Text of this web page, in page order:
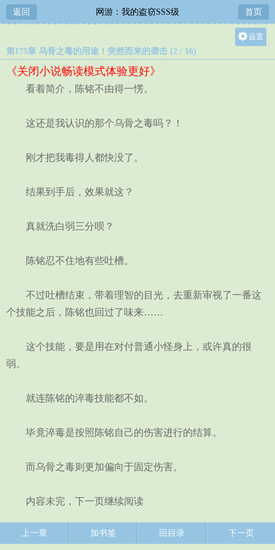
返回 网游：我的盗窃SSS级 首页
设置
第175章 乌骨之毒的用途！突然而来的袭击 (2 / 16)
《关闭小说畅读模式体验更好》
看着简介，陈铭不由得一愣。
这还是我认识的那个乌骨之毒吗？！
刚才把我毒得人都快没了。
结果到手后，效果就这？
真就洗白弱三分呗？
陈铭忍不住地有些吐槽。
不过吐槽结束，带着理智的目光，去重新审视了一番这
个技能之后，陈铭也回过了味来……
这个技能，要是用在对付普通小怪身上，或许真的很
弱。
就连陈铭的淬毒技能都不如。
毕竟淬毒是按照陈铭自己的伤害进行的结算。
而乌骨之毒则更加偏向于固定伤害。
内容未完，下一页继续阅读
上一章 加书签 回目录 下一页